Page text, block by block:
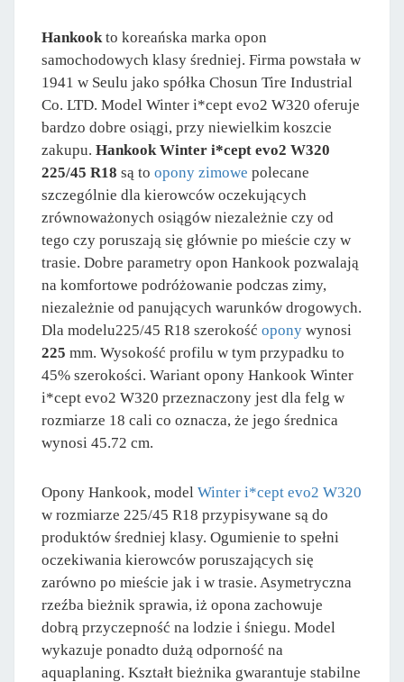
Hankook to koreańska marka opon
samochodowych klasy średniej. Firma powstała w
1941 w Seulu jako spółka Chosun Tire Industrial
Co. LTD. Model Winter i*cept evo2 W320 oferuje
bardzo dobre osiągi, przy niewielkim koszcie
zakupu. Hankook Winter i*cept evo2 W320
225/45 R18 są to opony zimowe polecane
szczególnie dla kierowców oczekujących
zrównoważonych osiągów niezależnie czy od
tego czy poruszają się głównie po mieście czy w
trasie. Dobre parametry opon Hankook pozwalają
na komfortowe podróżowanie podczas zimy,
niezależnie od panujących warunków drogowych.
Dla modelu225/45 R18 szerokość opony wynosi
225 mm. Wysokość profilu w tym przypadku to
45% szerokości. Wariant opony Hankook Winter
i*cept evo2 W320 przeznaczony jest dla felg w
rozmiarze 18 cali co oznacza, że jego średnica
wynosi 45.72 cm.
Opony Hankook, model Winter i*cept evo2 W320
w rozmiarze 225/45 R18 przypisywane są do
produktów średniej klasy. Ogumienie to spełni
oczekiwania kierowców poruszających się
zarówno po mieście jak i w trasie. Asymetryczna
rzeźba bieżnik sprawia, iż opona zachowuje
dobrą przyczepność na lodzie i śniegu. Model
wykazuje ponadto dużą odporność na
aquaplaning. Kształt bieżnika gwarantuje stabilne